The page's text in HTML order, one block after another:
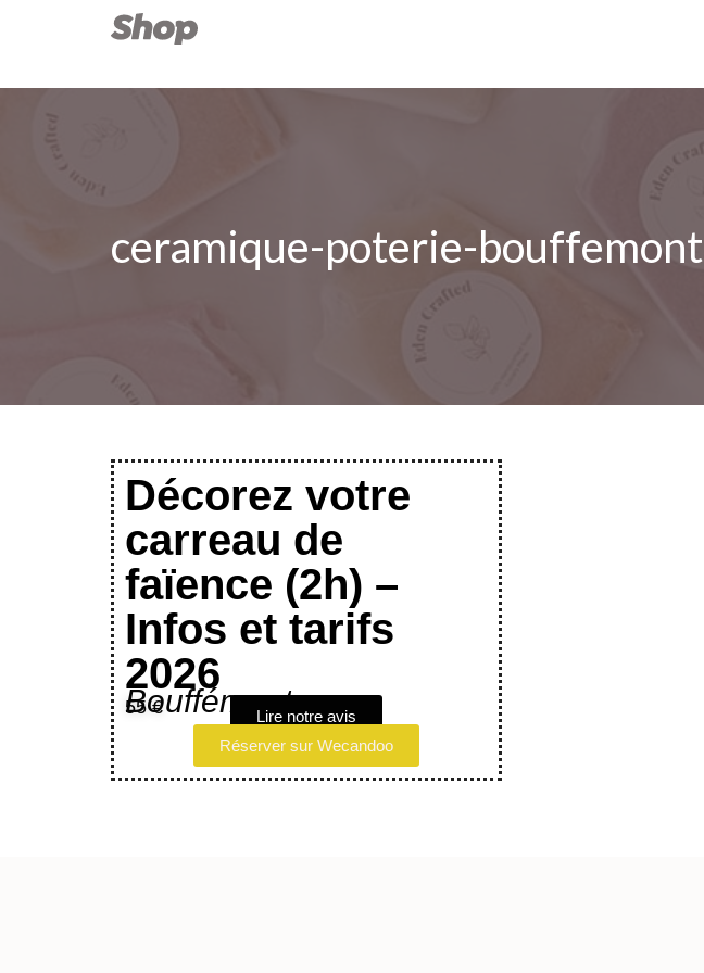
ceramique-poterie-bouffemont
Décorez votre
carreau de
faïence (2h) –
Infos et tarifs
2026
Bouffémont
55 €
Lire notre avis
Réserver sur Wecandoo